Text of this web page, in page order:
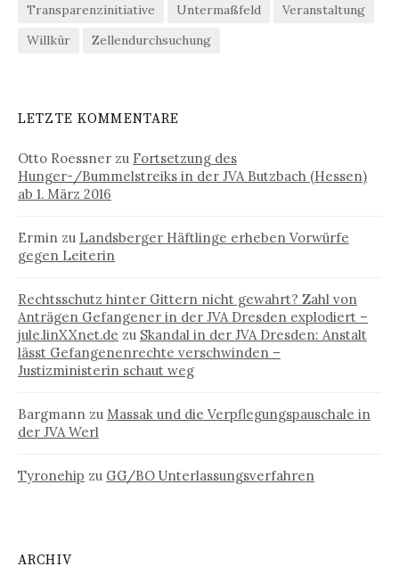
Transparenzinitiative
Untermaßfeld
Veranstaltung
Willkür
Zellendurchsuchung
LETZTE KOMMENTARE
Otto Roessner zu Fortsetzung des
Hunger-/Bummelstreiks in der JVA Butzbach (Hessen)
ab 1. März 2016
Ermin zu Landsberger Häftlinge erheben Vorwürfe
gegen Leiterin
Rechtsschutz hinter Gittern nicht gewahrt? Zahl von
Anträgen Gefangener in der JVA Dresden explodiert –
jule.linXXnet.de zu Skandal in der JVA Dresden: Anstalt
lässt Gefangenenrechte verschwinden –
Justizministerin schaut weg
Bargmann zu Massak und die Verpflegungspauschale in
der JVA Werl
Tyronehip zu GG/BO Unterlassungsverfahren
ARCHIV